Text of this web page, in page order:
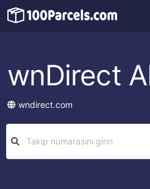
wnDirect
wndirect.com